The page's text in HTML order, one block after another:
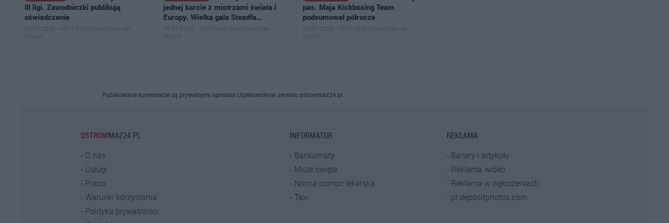
III ligi. Zawodniczki publikują
oświadczenie
25.07.2026 · 4677 osób przeczytało ten
artykuł
jednej karcie z mistrzami świata i
Europy. Wielka gala Steadfa…
16.07.2026 · 3607 osób przeczytało ten
artykuł
pas. Maja Kickboxing Team
podsumował półrocze
23.07.2026 · 3567 osób przeczytało ten
artykuł
Publikowane komentarze są prywatnymi opiniami Użytkowników serwisu ostrowmaz24.pl.
OSTROWMAZ24.PL
O nas
Usługi
Praca
Warunki korzystania
Polityka prywatności
INFORMATOR
Bankomaty
Msze święte
Nocna pomoc lekarska
Taxi
REKLAMA
Banery i artykuły
Reklama wideo
Reklama w ogłoszeniach
pl.depositphotos.com